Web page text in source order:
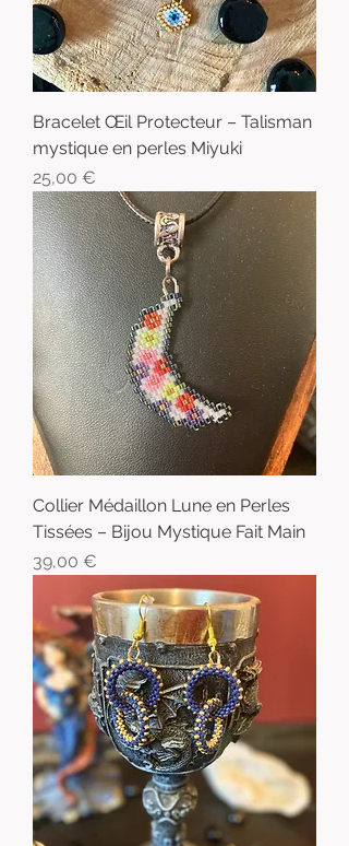
Bracelet Œil Protecteur – Talisman
mystique en perles Miyuki
Prix
25,00 €
Collier Médaillon Lune en Perles
Tissées – Bijou Mystique Fait Main
Prix
39,00 €